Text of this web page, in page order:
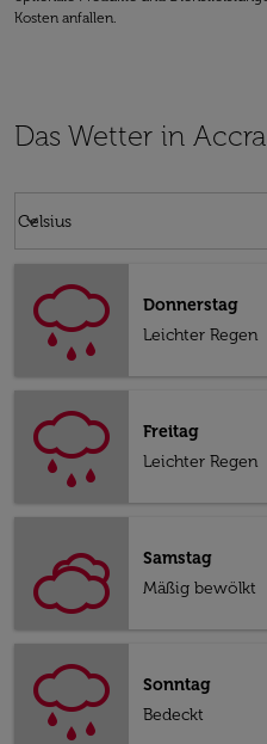
Kosten anfallen.
Das Wetter in Accra
Celsius
keyboard_arrow_down
Donnerstag
Leichter Regen
Freitag
Leichter Regen
Samstag
Mäßig bewölkt
Sonntag
Bedeckt